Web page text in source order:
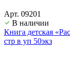
Арт. 09201
В наличии
Книга детская
стр в уп 50экз